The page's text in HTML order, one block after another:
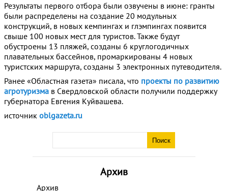
Архив
Архив
Результаты первого отбора были озвучены в июне: гранты
были распределены на создание 20 модульных
конструкций, в новых кемпингах и глэмпингах появится
свыше 100 новых мест для туристов. Также будут
обустроены 13 пляжей, созданы 6 круглогодичных
плавательных бассейнов, промаркированы 4 новых
туристских маршрута, созданы 3 электронных путеводителя.
Ранее «Областная газета» писала, что проекты по развитию
агротуризма в Свердловской области получили поддержку
губернатора Евгения Куйвашева.
источник oblgazeta.ru